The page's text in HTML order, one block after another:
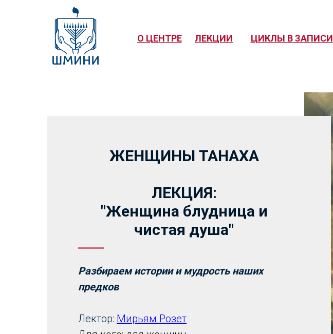
О ЦЕНТРЕ ЛЕКЦИИ ЦИКЛЫ В ЗАПИСИ
ЖЕНЩИНЫ ТАНАХА
ЛЕКЦИЯ:
"Женщина блудница и
чистая душа"
Разбираем истории и мудрость наших
предков
Лектор: Мирьям Розет